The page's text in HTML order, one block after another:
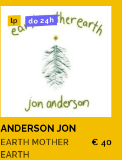
lp do 24h
ANDERSON JON
EARTH MOTHER
EARTH
€ 40